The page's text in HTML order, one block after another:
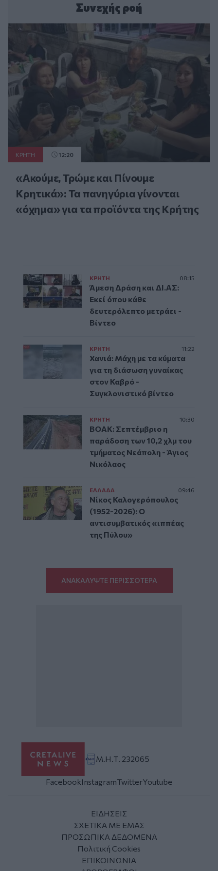
Συνεχής ροή
ΚΡΗΤΗ 12:20
«Ακούμε, Τρώμε και Πίνουμε
Κρητικά»: Τα πανηγύρια γίνονται
«όχημα» για τα προϊόντα της Κρήτης
ΚΡΗΤΗ 08:15
Άμεση Δράση και ΔΙ.ΑΣ:
Εκεί όπου κάθε
δευτερόλεπτο μετράει -
Βίντεο
ΚΡΗΤΗ 11:22
Χανιά: Μάχη με τα κύματα
για τη διάσωση γυναίκας
στον Καβρό -
Συγκλονιστικό βίντεο
ΚΡΗΤΗ 10:30
ΒΟΑΚ: Σεπτέμβριο η
παράδοση των 10,2 χλμ του
τμήματος Νεάπολη - Άγιος
Νικόλαος
ΕΛΛAΔΑ 09:46
Νίκος Καλογερόπουλος
(1952-2026): O
αντισυμβατικός «ιππέας
της Πύλου»
ΑΝΑΚΑΛΥΨΤΕ ΠΕΡΙΣΣΟΤΕΡΑ
Μ.Η.Τ. 232065
FacebookInstagramTwitterYoutube
ΕΙΔΗΣΕΙΣ
ΣΧΕΤΙΚΑ ΜΕ ΕΜΑΣ
ΠΡΟΣΩΠΙΚΑ ΔΕΔΟΜΕΝΑ
Πολιτική Cookies
ΕΠΙΚΟΙΝΩΝΙΑ